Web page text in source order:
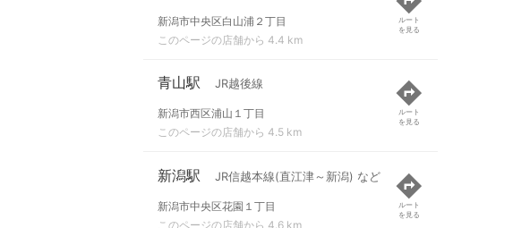
新潟市中央区白山浦２丁目
このページの店舗から 4.4 km
ルート
を見る
青山駅 JR越後線
新潟市西区浦山１丁目
このページの店舗から 4.5 km
ルート
を見る
新潟駅 JR信越本線(直江津～新潟) など
新潟市中央区花園１丁目
このページの店舗から 4.6 km
ルート
を見る